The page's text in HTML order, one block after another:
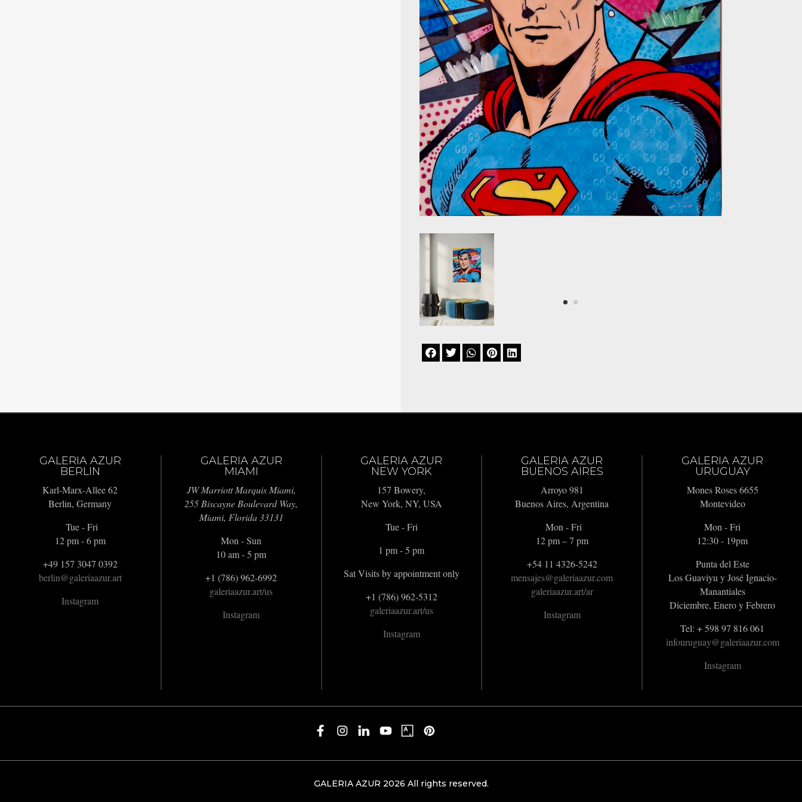
    
GALERIA AZUR
BERLIN
Karl-Marx-Allee 62
Berlin, Germany
Tue - Fri
12 pm - 6 pm
+49 157 3047 0392
berlin@galeriaazur.art
Instagram
GALERIA AZUR
MIAMI
JW Marriott Marquis Miami,
255 Biscayne Boulevard Way,
Miami, Florida 33131
Mon - Sun
10 am - 5 pm
+1 (786) 962-6992
galeriaazur.art/us
Instagram
GALERIA AZUR
NEW YORK
157 Bowery,
New York, NY, USA
Tue - Fri
1 pm - 5 pm
Sat Visits by appointment only
+1 (786) 962-5312
galeriaazur.art/us
Instagram
GALERIA AZUR
BUENOS AIRES
Arroyo 981
Buenos Aires, Argentina
Mon - Fri
12 pm – 7 pm
+54 11 4326-5242
mensajes@galeriaazur.com
galeriaazur.art/ar
Instagram
GALERIA AZUR
URUGUAY
Mones Roses 6655
Montevideo
Mon - Fri
12:30 - 19pm
Punta del Este
Los Guaviyu y José Ignacio-
Manantiales
Diciembre, Enero y Febrero
Tel: + 598 97 816 061
infouruguay@galeriaazur.com
Instagram
GALERIA AZUR 2026 All rights reserved.